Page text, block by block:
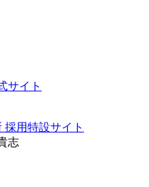
採用特設サイト
志